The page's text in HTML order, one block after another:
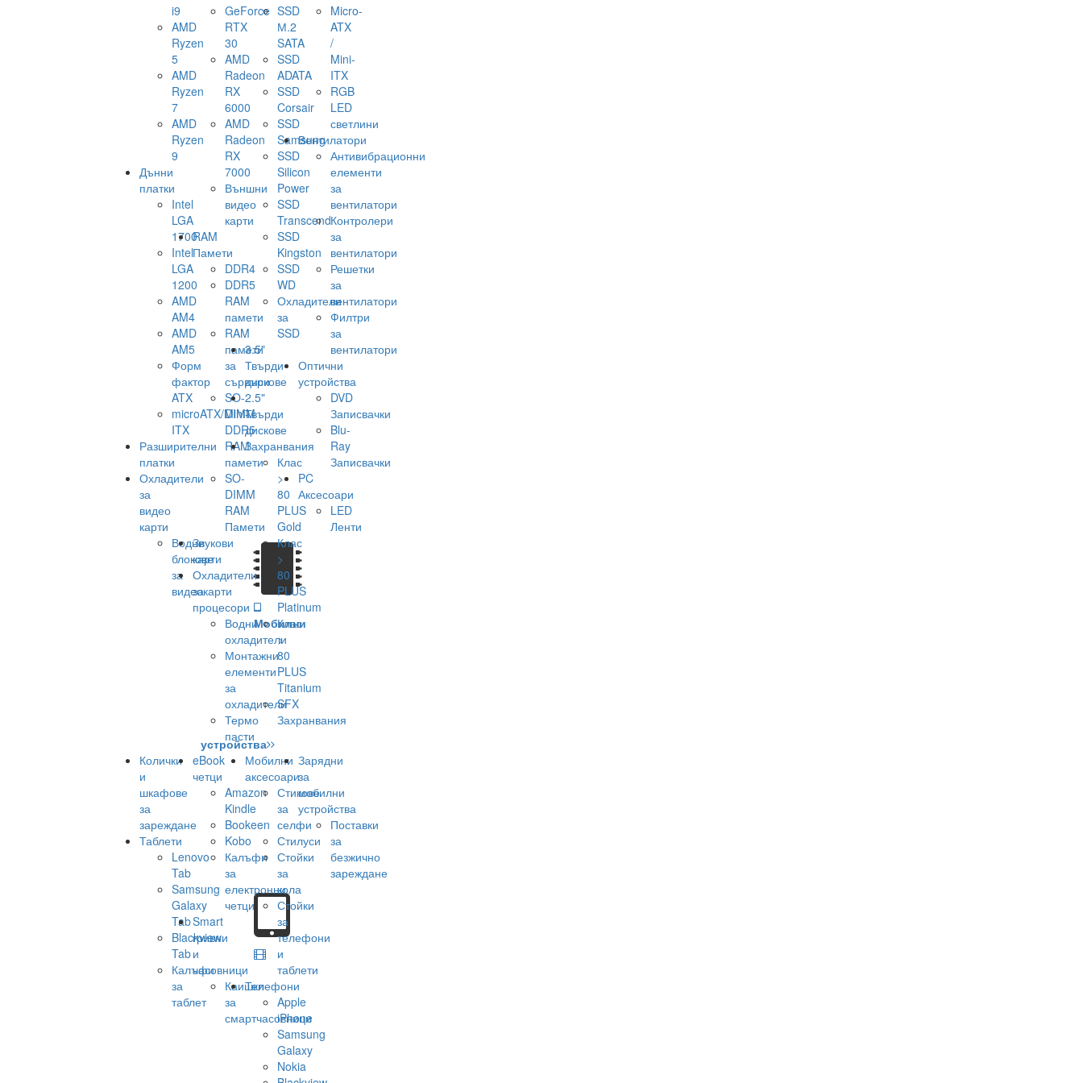
i9
AMD
Ryzen
5
AMD
Ryzen
7
AMD
Ryzen
9
Дънни
платки
Intel
LGA
1700
Intel
LGA
1200
AMD
AM4
AMD
AM5
Форм
фактор
ATX
microATX/Mini-
ITX
Разширителни
платки
Охладители
за
видео
карти
Водни
блокове
за
видеокарти
GeForce
RTX
30
AMD
Radeon
RX
6000
AMD
Radeon
RX
7000
Външни
видео
карти
RAM
Памети
DDR4
DDR5
RAM
памети
RAM
памети
за
сървъри
SO-
DIMM
DDR5
RAM
памети
SO-
DIMM
RAM
Памети
Звукови
карти
Охладители
за
процесори
Водни
охладители
Монтажни
елементи
за
охладители
Термо
пасти
SSD
М.2
SATA
SSD
ADATA
SSD
Corsair
SSD
Samsung
SSD
Silicon
Power
SSD
Transcend
SSD
Kingston
SSD
WD
Охладители
за
SSD
3.5"
Твърди
дискове
2.5"
Твърди
дискове
Захранвания
Клас
>
80
PLUS
Gold
Клас
>
80
PLUS
Platinum
Клас
>
80
PLUS
Titanium
SFX
Захранвания
Micro-
ATX
/
Mini-
ITX
RGB
LED
светлини
Вентилатори
Антивибрационни
елементи
за
вентилатори
Контролери
за
вентилатори
Решетки
за
вентилатори
Филтри
за
вентилатори
Оптични
устройства
DVD
Записвачки
Blu-
Ray
Записвачки
PC
Аксесоари
LED
Ленти
Мобилни
устройства
Колички
и
шкафове
за
зареждане
Таблети
Lenovo
Tab
Samsung
Galaxy
Tab
Blackview
Tab
Калъфи
за
таблет
eBook
четци
Amazon
Kindle
Bookeen
Kobo
Калъфи
за
електронни
четци
Smart
гривни
и
часовници
Каишки
за
смартчасовници
Мобилни
аксесоари
Стикове
за
селфи
Стилуси
Стойки
за
кола
Стойки
за
телефони
и
таблети
Телефони
Apple
iPhone
Samsung
Galaxy
Nokia
Зарядни
за
мобилни
устройства
Поставки
за
безжично
зареждане